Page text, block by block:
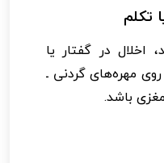
تکلم
در گفتار یا
روی مهره‌های گردنی ـ
باشد.